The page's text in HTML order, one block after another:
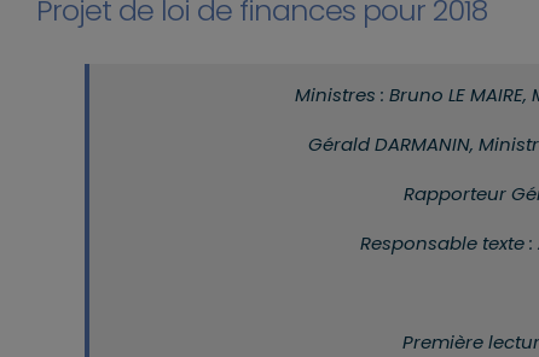
Projet de loi de finances pour 2018
Ministres : Bruno LE
Gérald DARMANIN,
Rapporteur
Responsable texte :
Première